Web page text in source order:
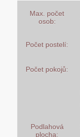
Max. počet
osob:
Počet postelí:
Počet pokojů:
Podlahová
plocha: